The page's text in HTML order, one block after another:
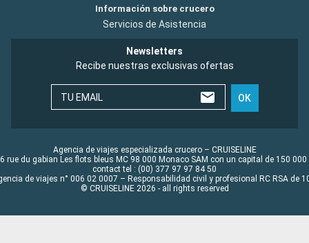
Información sobre crucero
Servicios de Asistencia
Newsletters
Recibe nuestras exclusivas ofertas
TU EMAIL OK
Agencia de viajes especializada crucero – CRUISELINE
rue du gabian Les flots bleus MC 98 000 Monaco SAM con un capital de 150 000
contact tel : (00) 377 97 97 84 50
de viajes n° 006 02 0007 – Responsabilidad civil y profesional RC RSA de
© CRUISELINE 2026 - all rights reserved